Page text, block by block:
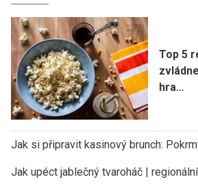
Top 5
hra…
Jak si připravit kasinový brunch:
Jak upéct jablečný tvaroháč |